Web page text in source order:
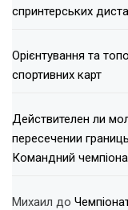
спринтерських
Орієнтування та
спортивних карт
Действителен ли
пересечении
Командний
Михаил до